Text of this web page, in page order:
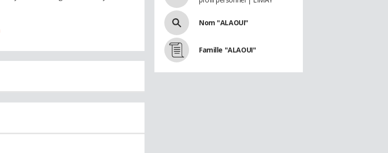
Nom "ALAOUI"
Famille "ALAOUI"